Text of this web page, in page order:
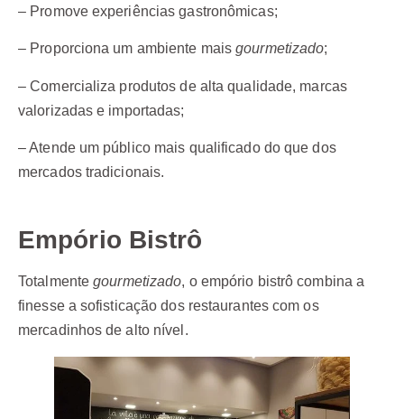
– Promove experiências gastronômicas;
– Proporciona um ambiente maisgourmetizado;
– Comercializa produtos de alta qualidade, marcas
valorizadas e importadas;
– Atende um público mais qualificado do que dos
mercados tradicionais.
Empório Bistrô
Totalmentegourmetizado, o empório bistrô combina a
finesse a sofisticação dos restaurantes com os
mercadinhos de alto nível.